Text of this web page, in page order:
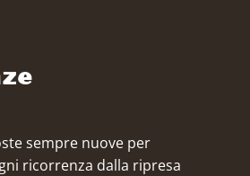
sempre nuove per
ricorrenza dalla ripresa